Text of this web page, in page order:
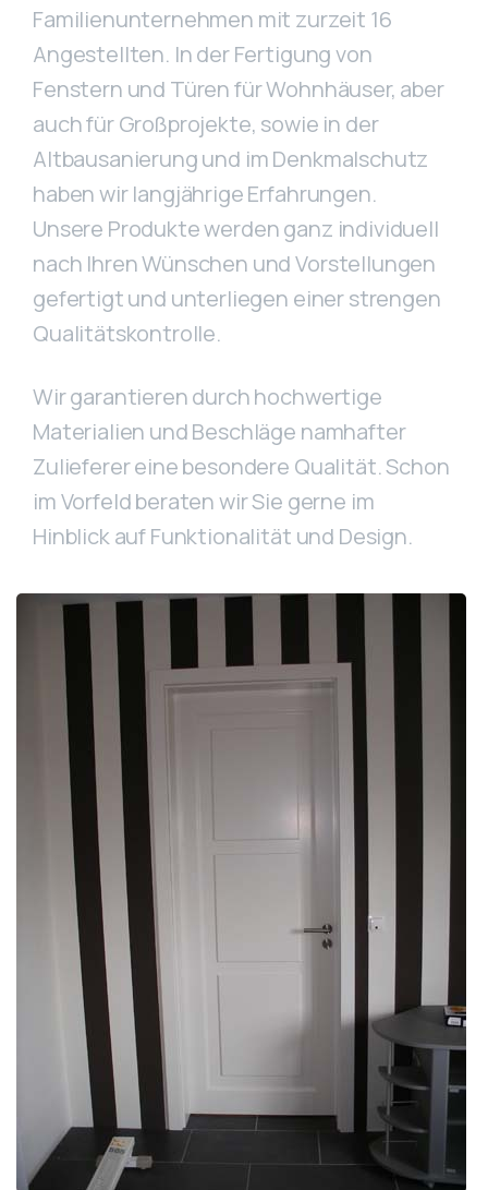
Familienunternehmen mit zurzeit 16
Angestellten. In der Fertigung von
Fenstern und Türen für Wohnhäuser, aber
auch für Großprojekte, sowie in der
Altbausanierung und im Denkmalschutz
haben wir langjährige Erfahrungen.
Unsere Produkte werden ganz individuell
nach Ihren Wünschen und Vorstellungen
gefertigt und unterliegen einer strengen
Qualitätskontrolle.
Wir garantieren durch hochwertige
Materialien und Beschläge namhafter
Zulieferer eine besondere Qualität. Schon
im Vorfeld beraten wir Sie gerne im
Hinblick auf Funktionalität und Design.